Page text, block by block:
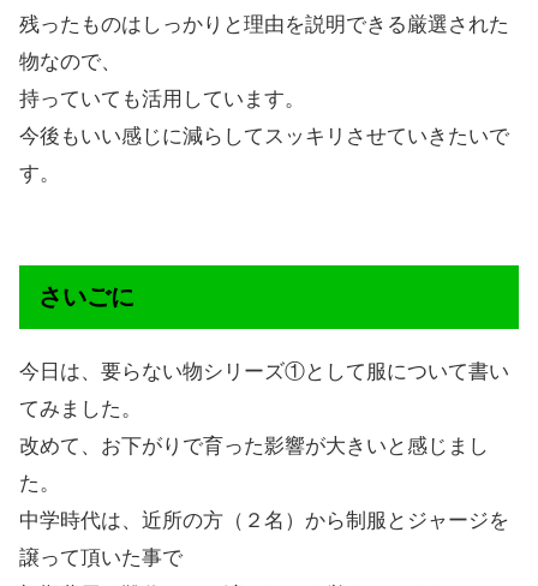
残ったものはしっかりと理由を説明できる厳選された
物なので、
持っていても活用しています。
今後もいい感じに減らしてスッキリさせていきたいで
す。
さいごに
今日は、要らない物シリーズ①として服について書い
てみました。
改めて、お下がりで育った影響が大きいと感じまし
た。
中学時代は、近所の方（２名）から制服とジャージを
譲って頂いた事で